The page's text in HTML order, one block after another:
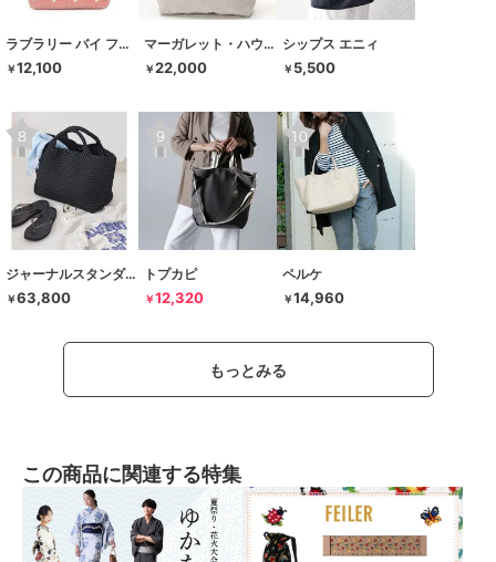
ラブラリー バイ フェイラー
￥12,100
マーガレット・ハウエル アイデア
￥22,000
シップス エニィ
￥ 5,500
ジャーナルスタンダード レサージュ
￥63,800
トプカピ
￥12,320
ペルケ
￥14,960
もっとみる
この商品に関連する特集